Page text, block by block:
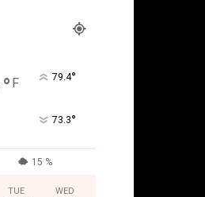
° F 79.4°
73.3°
15 %
TUE WED